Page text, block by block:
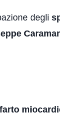
degli